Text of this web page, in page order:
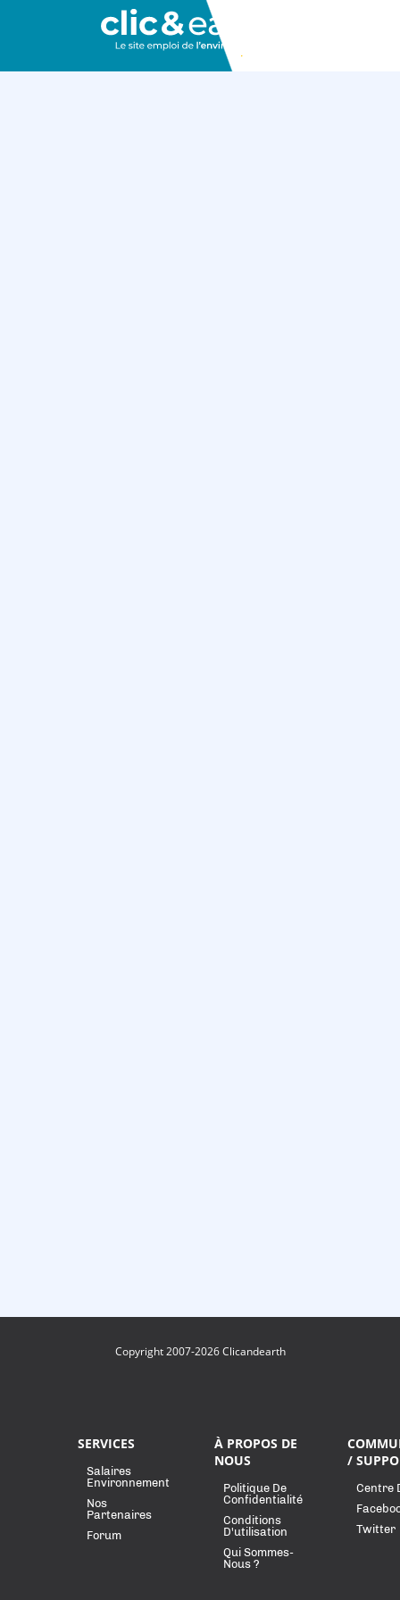
Copyright 2007-2026 Clicandearth
SERVICES
Salaires
Environnement
Nos
Partenaires
Forum
À PROPOS DE
NOUS
Politique De
Confidentialité
Conditions
D'utilisation
Qui Sommes-
Nous ?
/
Centre
Twitter